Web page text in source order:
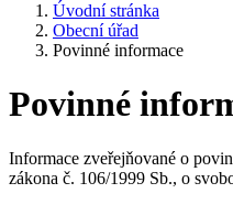
Úvodní stránka
Obecní úřad
Povinné informace
Povinné
Informace zveřejňované o
zákona č. 106/1999 Sb., o